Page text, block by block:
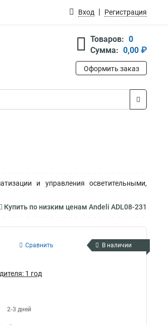
Вход Регистрация
Товаров: 0
Сумма: 0,00 ₽
Оформить заказ
и управления осветительными,
Купить по низким ценам Andeli ADL08-231
Сравнить В наличии
1 год
2-3 дней